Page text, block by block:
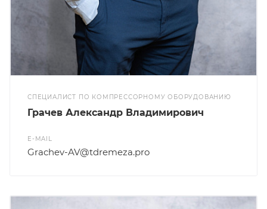
СПЕЦИАЛИСТ ПО КОМПРЕССОРНОМУ ОБОРУДОВАНИЮ
Грачев Александр Владимирович
E-MAIL
Grachev-AV@tdremeza.pro